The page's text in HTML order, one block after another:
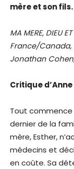
mère et son fils.
MA MERE, DIEU
France/Canada,
Jonathan
Critique d’Anne
Tout commence
dernier de la
mère, Esther,
médecins et
en coûte. Sa